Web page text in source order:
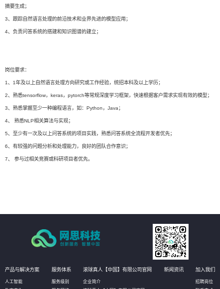
摘要生成；
3、跟踪自然语言处理的前沿技术和业界先进的模型应用；
4、负责问答系统的搭建和知识图谱的建立；
岗位要求：
1、1年及以上自然语言处理方向研究或工作经验，统招本科及以上学历；
2、熟悉tensorflow，keras，pytorch等常规深度学习框架，快速根据客户需求实现有效的模型；
3、熟悉掌握至少一种编程语言，如：Python，Java；
4、 熟悉NLP相关算法与实现；
5、至少有一次及以上问答系统的项目实践，熟悉问答系统全流程开发者优先；
6、有较强的问题分析和处理能力，良好的团队合作意识；
7、 参与过相关竞赛或科研项目者优先。
产品与解决方案
人工智能
服务体系
服务级别
滚球真人【中国】有限公司官网
企业简介
新闻资讯 加入我们
招聘岗位